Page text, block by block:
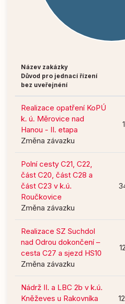
Název zakázky
Důvod pro jednací řízení
bez uveřejnéní
Realizace opatření KoPÚ
k. ú. Měrovice nad
Hanou - II. etapa
Změna závazku
Polní cesty C21, C22,
část C20, část C28 a
část C23 v k.ú.
Roučkovice
Změna závazku
Realizace SZ Suchdol
nad Odrou dokončení –
cesta C27 a sjezd HS10
Změna závazku
Nádrž II. a LBC 2b v k.ú.
Kněževes u Rakovníka